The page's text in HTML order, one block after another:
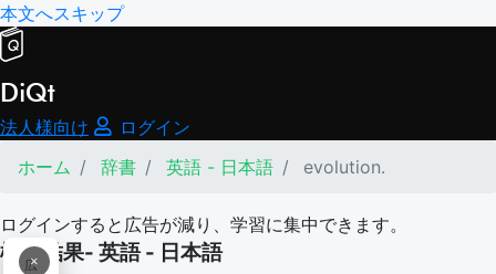
本文へスキップ
DiQt
法人様向け
ログイン
ホーム
辞書 英語 - 日本語 evolution.
ログインすると広告が減り、学習に集中できます。
×
広
検索結果- 英語 - 日本語